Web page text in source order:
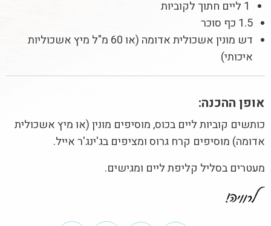
1 ליים חתוך לקוביות
1.5 כף סוכר
דש מונין אשכולית אדומה (או 60 מ"ל מיץ אשכוליות
איכותי)
אופן ההכנה:
כותשים קוביות ליים בכוס, מוסיפים מונין (או מיץ אשכולית
אדומה) מוסיפים קרח גרוס ומציפים בג'ינג'ר אייל.
מעטרים בסליל קליפת ליים ומגישים.